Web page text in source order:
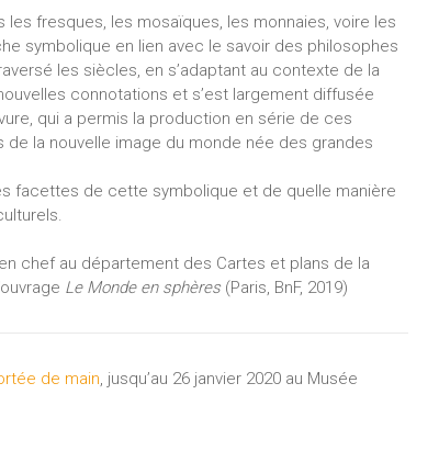
fresques, les mosaïques, les monnaies, voire les
symbolique en lien avec le savoir des philosophes
les siècles, en s’adaptant au contexte de la
connotations et s’est largement diffusée
qui a permis la production en série de ces
la nouvelle image du monde née des grandes
facettes de cette symbolique et de quelle manière
chef au département des Cartes et plans de la
Le Monde en sphères(Paris, BnF, 2019)
de main, jusqu’au 26 janvier 2020 au Musée